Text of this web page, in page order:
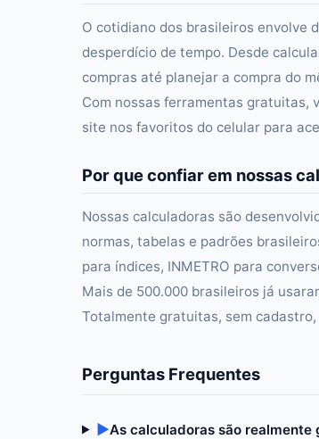
O cotidiano dos brasileiros envolve
desperdício de tempo. Desde
compras até planejar a compra do
Com nossas ferramentas gratuitas,
site nos favoritos do celular para
Por que confiar em nossas
Nossas calculadoras são
normas, tabelas e padrões
para índices, INMETRO para
Mais de 500.000 brasileiros já
Totalmente gratuitas, sem
Perguntas Frequentes
▶As calculadoras são realmente